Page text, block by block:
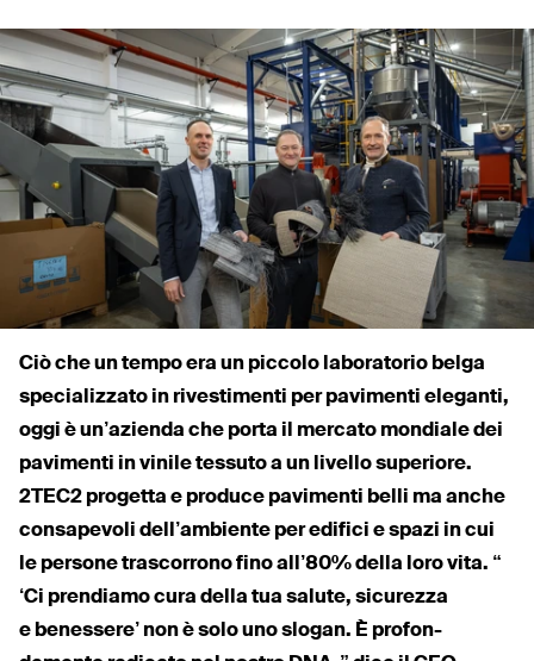
Ciò che un tempo era un piccolo labo­ratorio belga
spe­cia­lizzato in rive­stimenti per pavimenti eleganti,
oggi è un’azienda che porta il mercato mondiale dei
pavimenti in vinile tessuto a un livello superiore.
2TEC2 progetta e produce pavimenti belli ma anche
con­sapevoli del­l’ambiente per edifici e spazi in cui
le persone tra­scorrono fino all’80% della loro vita. “
‘Ci prendiamo cura della tua salute, sicurezza
e benessere’ non è solo uno slogan. È pro­fon­